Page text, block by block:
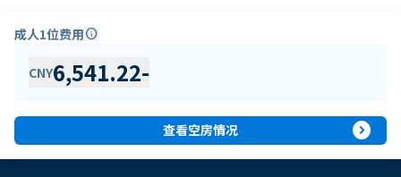
成人1位费用info
CNY6,541.22-
查看空房情况 expand_circle_right